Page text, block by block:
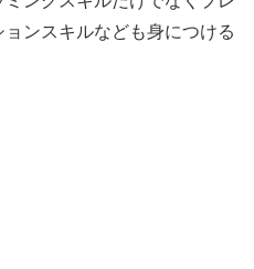
ンスキルなども身につける